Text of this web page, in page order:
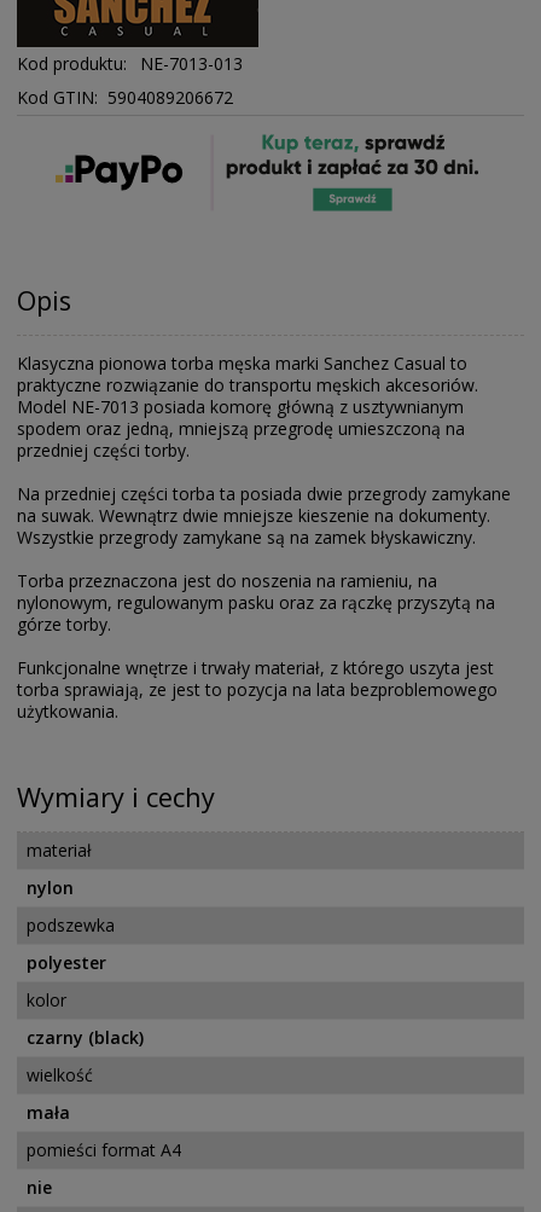
Kod produktu:
NE-7013-013
Kod GTIN: 5904089206672
Opis
Klasyczna pionowa torba męska marki Sanchez Casual to
praktyczne rozwiązanie do transportu męskich akcesoriów.
Model NE-7013 posiada komorę główną z usztywnianym
spodem oraz jedną, mniejszą przegrodę umieszczoną na
przedniej części torby.
Na przedniej części torba ta posiada dwie przegrody zamykane
na suwak. Wewnątrz dwie mniejsze kieszenie na dokumenty.
Wszystkie przegrody zamykane są na zamek błyskawiczny.
Torba przeznaczona jest do noszenia na ramieniu, na
nylonowym, regulowanym pasku oraz za rączkę przyszytą na
górze torby.
Funkcjonalne wnętrze i trwały materiał, z którego uszyta jest
torba sprawiają, ze jest to pozycja na lata bezproblemowego
użytkowania.
Wymiary i cechy
materiał
nylon
podszewka
polyester
kolor
czarny (black)
wielkość
mała
pomieści format A4
nie